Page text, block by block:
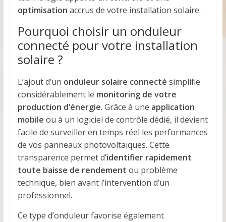
optimisation accrus de votre installation solaire.
Pourquoi choisir un onduleur
connecté pour votre installation
solaire ?
L’ajout d’un onduleur solaire connecté simplifie
considérablement le monitoring de votre
production d’énergie. Grâce à une application
mobile ou à un logiciel de contrôle dédié, il devient
facile de surveiller en temps réel les performances
de vos panneaux photovoltaïques. Cette
transparence permet d’identifier rapidement
toute baisse de rendement ou problème
technique, bien avant l’intervention d’un
professionnel.
Ce type d’onduleur favorise également